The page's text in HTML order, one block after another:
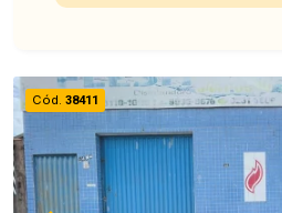
Cód. 38411